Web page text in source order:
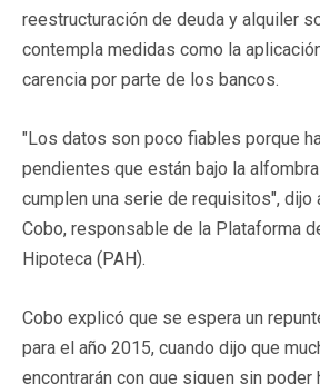
reestructuración de deuda y alquiler
contempla medidas como la
carencia por parte de los bancos.
"Los datos son poco fiables porque
pendientes que están bajo la
cumplen una serie de requisitos", dijo
Cobo, responsable de la Plataforma
Hipoteca (PAH).
Cobo explicó que se espera un
para el año 2015, cuando dijo que
encontrarán con que siguen sin poder